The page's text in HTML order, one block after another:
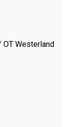
OT Westerland